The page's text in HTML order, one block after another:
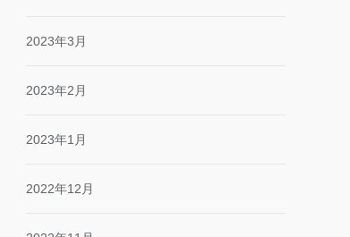
2023年3月
2023年2月
2023年1月
2022年12月